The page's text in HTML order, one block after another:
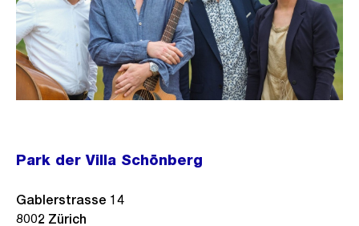
Park der Villa Schönberg
Gablerstrasse 14
8002 Zürich